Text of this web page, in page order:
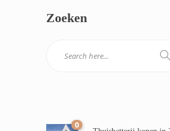
Zoeken
0